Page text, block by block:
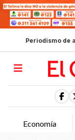
Periodismo de
Economía